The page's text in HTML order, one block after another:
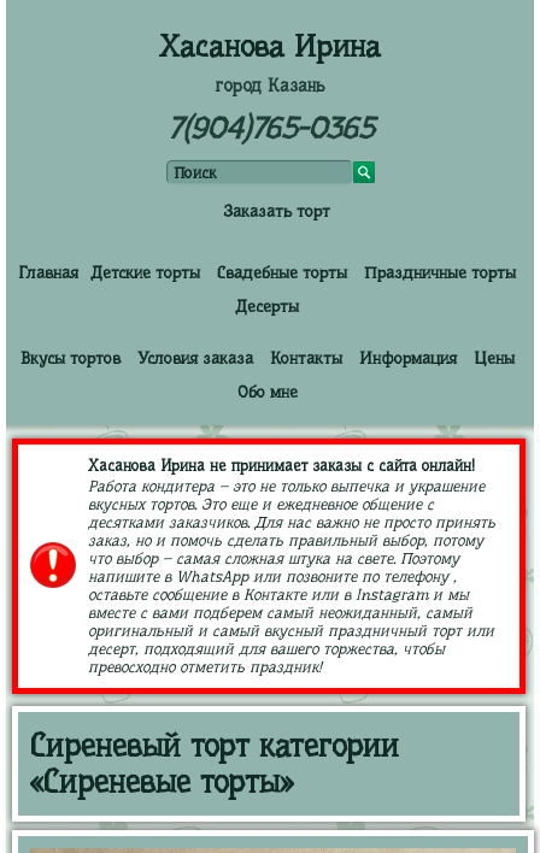
Хасанова Ирина
город Казань
7(904)765-0365
Заказать торт
Главная Детские торты Свадебные торты
Праздничные торты
Десерты
Вкусы тортов Условия заказа Контакты Информация
Цены
Обо мне
Хасанова Ирина не принимает заказы с сайта онлайн!
Работа кондитера – это не только выпечка и украшение
вкусных тортов. Это еще и ежедневное общение с
десятками заказчиков. Для нас важно не просто принять
заказ, но и помочь сделать правильный выбор, потому
что выбор – самая сложная штука на свете. Поэтому
напишите в WhatsApp или позвоните по телефону ,
оставьте сообщение в Контакте или в Instagram и мы
вместе с вами подберем самый неожиданный, самый
оригинальный и самый вкусный праздничный торт или
десерт, подходящий для вашего торжества, чтобы
превосходно отметить праздник!
Сиреневый торт категории
«Сиреневые торты»